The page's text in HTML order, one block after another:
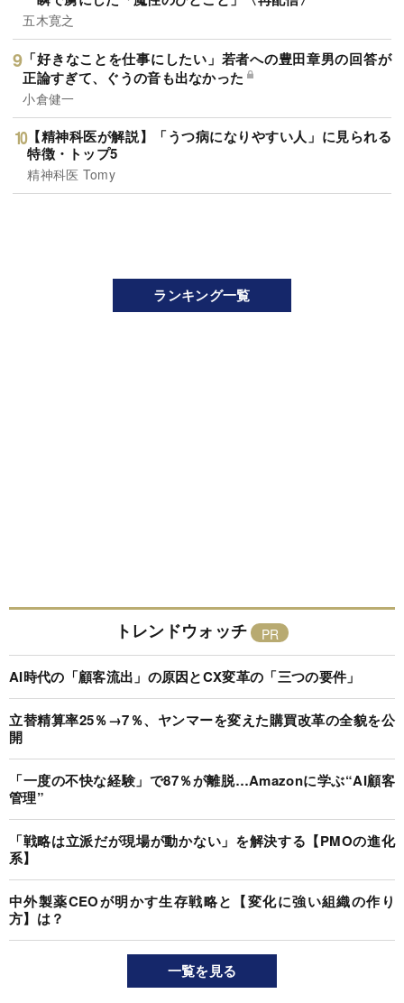
五木寛之
「好きなことを仕事にしたい」若者への豊田章男の回答が
正論すぎて、ぐうの音も出なかった
小倉健一
【精神科医が解説】「うつ病になりやすい人」に見られる
特徴・トップ5
精神科医 Tomy
ランキング一覧
トレンドウォッチ
AI時代の「顧客流出」の原因とCX変革の「三つの要件」
立替精算率25％→7％、ヤンマーを変えた購買改革の全貌を公
開
「一度の不快な経験」で87％が離脱…Amazonに学ぶ“AI顧客
管理”
「戦略は立派だが現場が動かない」を解決する【PMOの進化
系】
中外製薬CEOが明かす生存戦略と【変化に強い組織の作り
方】は？
一覧を見る